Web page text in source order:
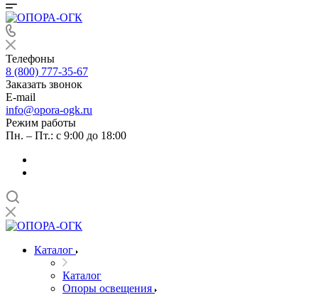
Телефоны
8 (800) 777-35-67
Заказать звонок
E-mail
info@opora-ogk.ru
Режим работы
Пн. – Пт.: с 9:00 до 18:00
Каталог
Каталог
Опоры освещения